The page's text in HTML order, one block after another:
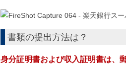
書類の提出方法は？
身分証明書および収入証明書は、